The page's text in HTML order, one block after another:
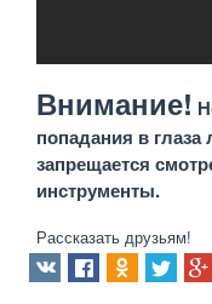
Внимание!
попадания в глаза
запрещается
инструменты.
Рассказать друзьям!